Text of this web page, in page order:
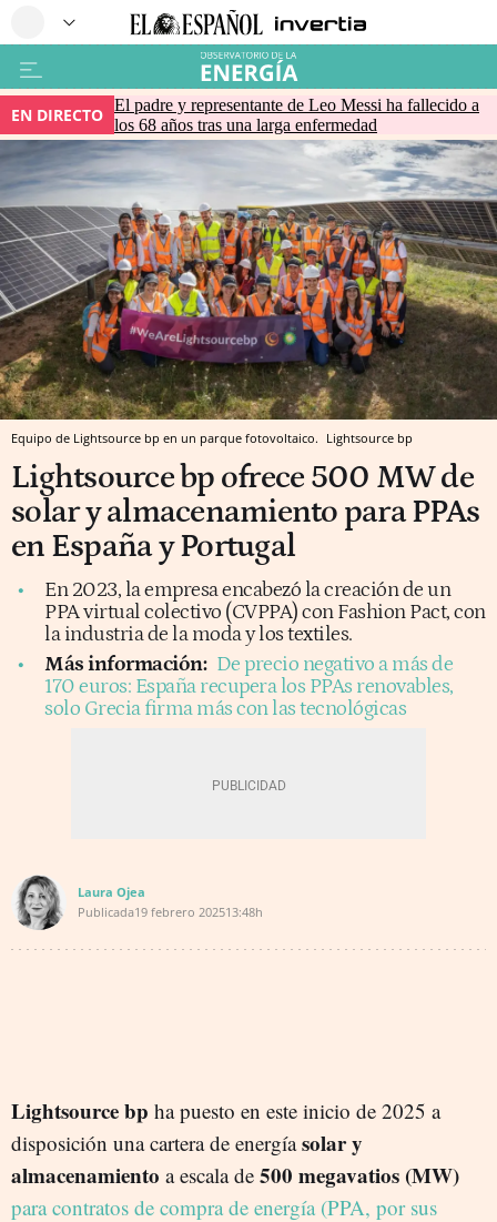
EN DIRECTO El padre y representante de Leo Messi ha fallecido a
los 68 años tras una larga enfermedad
Equipo de Lightsource bp en un parque fotovoltaico. Lightsource bp
Lightsource bp ofrece 500 MW de
solar y almacenamiento para PPAs
en España y Portugal
En 2023, la empresa encabezó la creación de un
PPA virtual colectivo (CVPPA) con Fashion Pact, con
la industria de la moda y los textiles.
Más información: De precio negativo a más de
170 euros: España recupera los PPAs renovables,
solo Grecia firma más con las tecnológicas
Laura Ojea
Publicada19 febrero 202513:48h
Lightsource bp ha puesto en este inicio de 2025 a
disposición una cartera de energíasolar y
almacenamiento a escala de 500 megavatios (MW)
para contratos de compra de energía (PPA, por sus